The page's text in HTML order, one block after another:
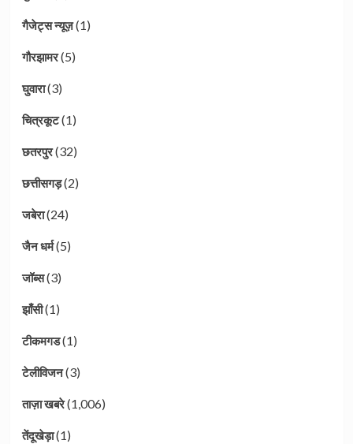
गैजेट्स न्यूज़(1)
गौरझामर(5)
घुवारा(3)
चित्रकूट(1)
छतरपुर(32)
छत्तीसगड़(2)
जबेरा(24)
जैन धर्म(5)
जॉब्स(3)
झाँसी(1)
टीकमगड(1)
टेलीविजन(3)
ताज़ा खबरे(1,006)
तेंदूखेड़ा(1)